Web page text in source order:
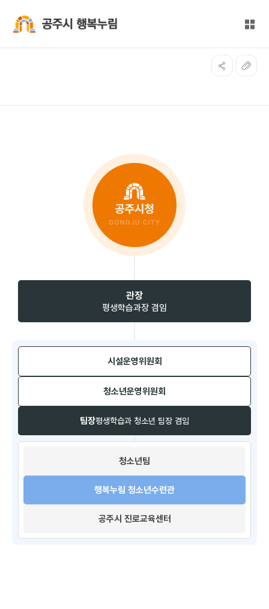
전체
관장
평생학습과장 겸임
시설운영위원회​
팀장평생학습과 청소년 팀장 겸임
청소년운영위원회​
청소년팀​
행복누림 청소년수련관
공주시 진로교육센터